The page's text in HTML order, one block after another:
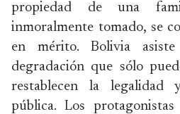
propiedad de una
inmoralmente tomado, se
en mérito. Bolivia
degradación que sólo
restablecen la legalidad
pública. Los